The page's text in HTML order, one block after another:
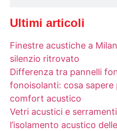
Ultimi articoli
Finestre acustiche a
silenzio ritrovato
Differenza tra pannelli
fonoisolanti: cosa sapere
comfort acustico
Vetri acustici e
l’isolamento acustico